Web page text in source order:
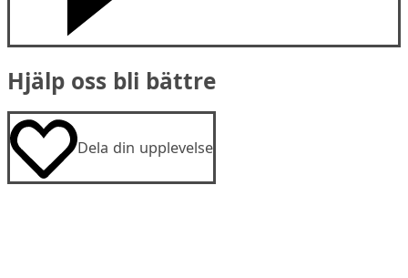
Hjälp oss bli bättre
Dela din upplevelse